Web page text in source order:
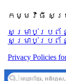
កម្មវិធី សម្រាប់
សម្រាប់​ប្រព័ន្
សម្រាប់​ប្រព័ន្
Privacy Policies